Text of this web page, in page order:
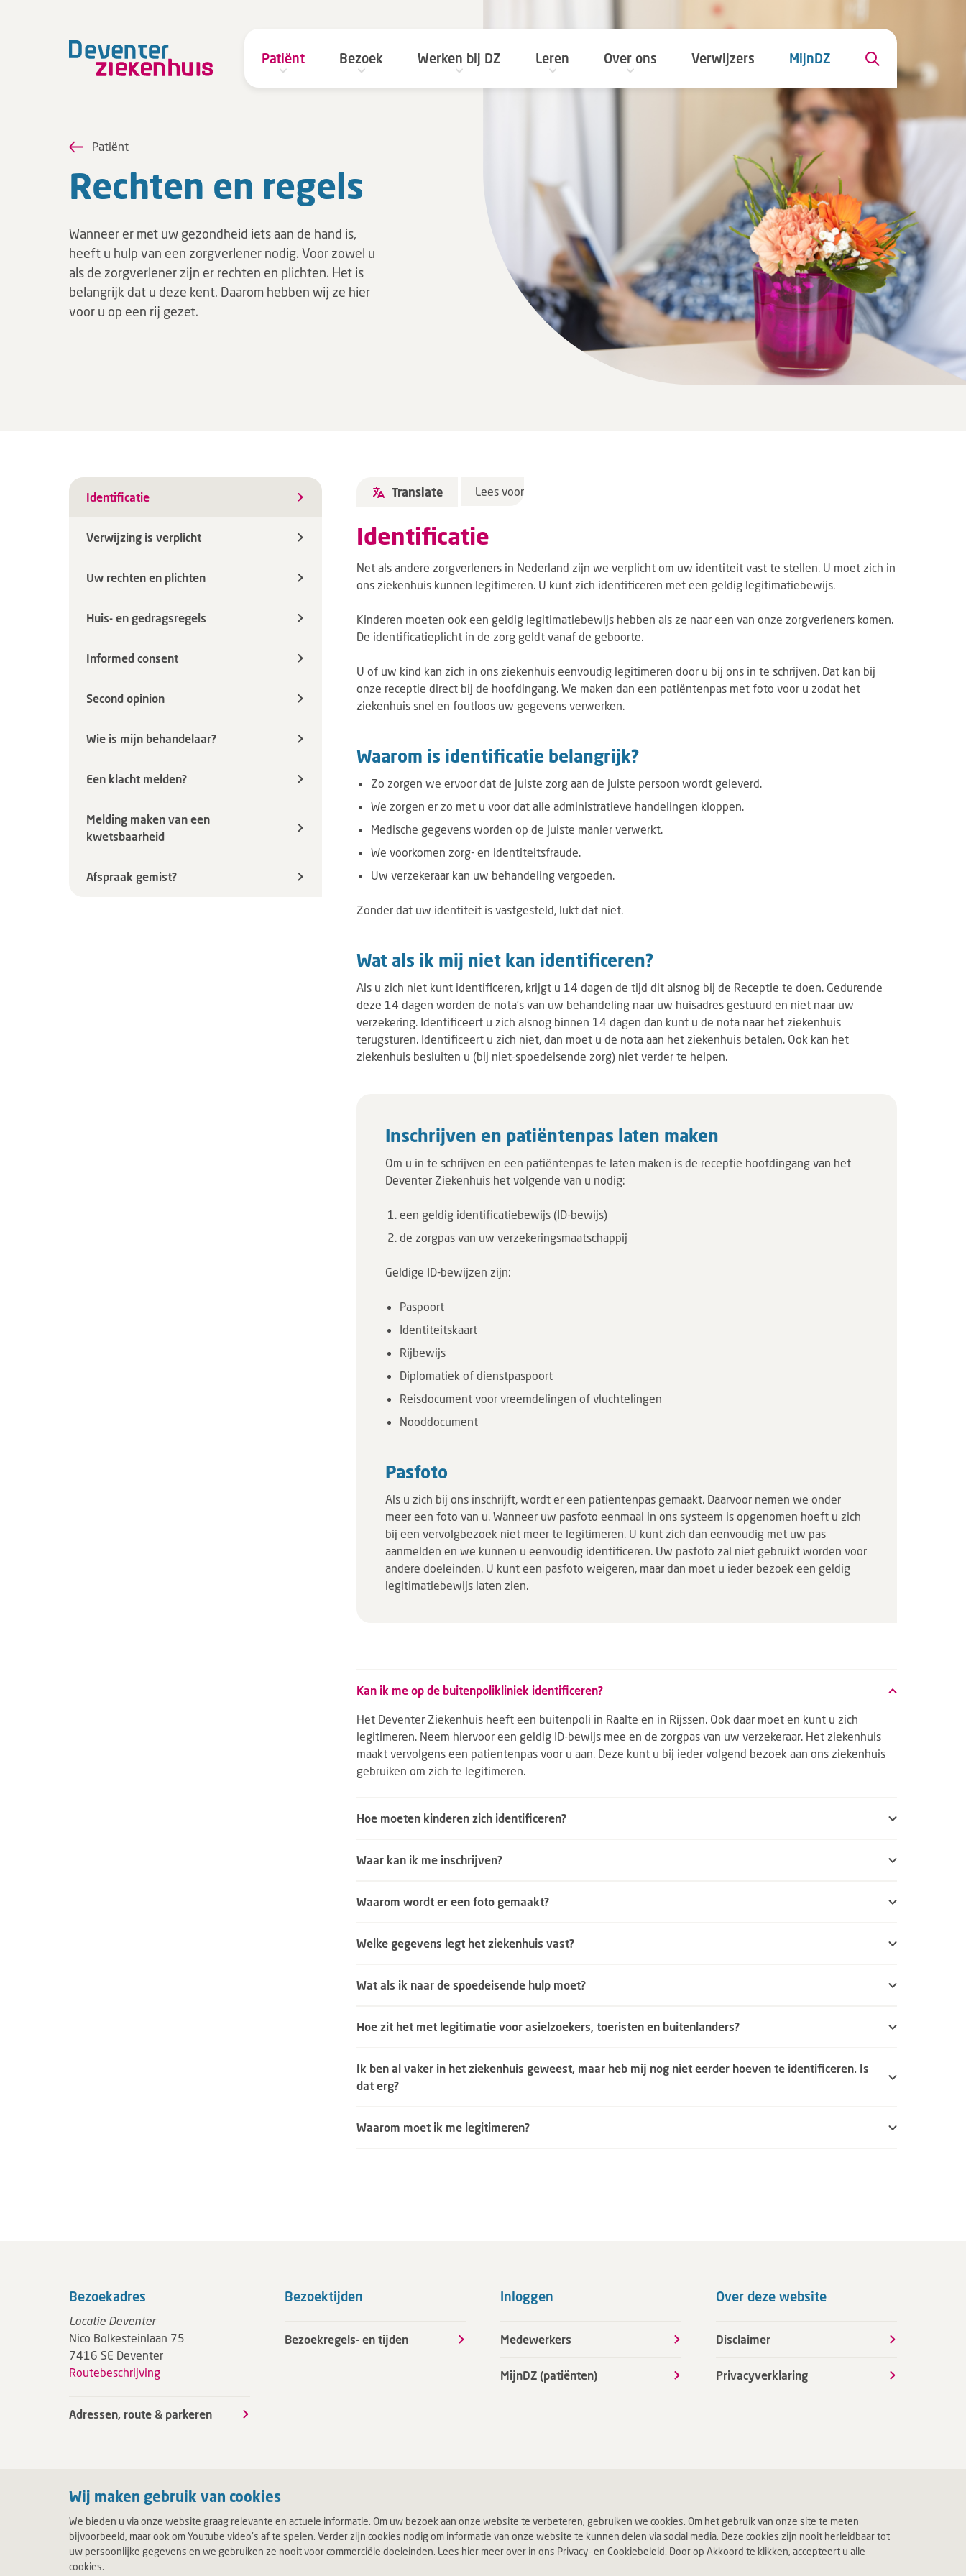
Patiënt Bezoek Werken bij DZ Leren Over ons Verwijzers MijnDZ
Wij maken gebruik van cookies
We bieden u via onze website graag relevante en actuele informatie. Om uw bezoek aan onze website te verbeteren, gebruiken we cookies. Om het gebruik van onze site te meten
bijvoorbeeld, maar ook om Youtube video's af te spelen. Verder zijn cookies nodig om informatie van onze website te kunnen delen via social media. Deze cookies zijn nooit herleidbaar tot
uw persoonlijke gegevens en we gebruiken ze nooit voor commerciële doeleinden. Lees hier meer over in ons Privacy- en Cookiebeleid. Door op Akkoord te klikken, accepteert u alle
cookies.
Patiënt
Rechten en regels
Wanneer er met uw gezondheid iets aan de hand is,
heeft u hulp van een zorgverlener nodig. Voor zowel u
als de zorgverlener zijn er rechten en plichten. Het is
belangrijk dat u deze kent. Daarom hebben wij ze hier
voor u op een rij gezet.
Identificatie
Verwijzing is verplicht
Uw rechten en plichten
Huis- en gedragsregels
Informed consent
Second opinion
Wie is mijn behandelaar?
Een klacht melden?
Melding maken van een
kwetsbaarheid
Afspraak gemist?
Translate Lees voor
Identificatie
Net als andere zorgverleners in Nederland zijn we verplicht om uw identiteit vast te stellen. U moet zich in
ons ziekenhuis kunnen legitimeren. U kunt zich identificeren met een geldig legitimatiebewijs.
Kinderen moeten ook een geldig legitimatiebewijs hebben als ze naar een van onze zorgverleners komen.
De identificatieplicht in de zorg geldt vanaf de geboorte.
U of uw kind kan zich in ons ziekenhuis eenvoudig legitimeren door u bij ons in te schrijven. Dat kan bij
onze receptie direct bij de hoofdingang. We maken dan een patiëntenpas met foto voor u zodat het
ziekenhuis snel en foutloos uw gegevens verwerken.
Waarom is identificatie belangrijk?
Zo zorgen we ervoor dat de juiste zorg aan de juiste persoon wordt geleverd.
We zorgen er zo met u voor dat alle administratieve handelingen kloppen.
Medische gegevens worden op de juiste manier verwerkt.
We voorkomen zorg- en identiteitsfraude.
Uw verzekeraar kan uw behandeling vergoeden.
Zonder dat uw identiteit is vastgesteld, lukt dat niet.
Wat als ik mij niet kan identificeren?
Als u zich niet kunt identificeren, krijgt u 14 dagen de tijd dit alsnog bij de Receptie te doen. Gedurende
deze 14 dagen worden de nota’s van uw behandeling naar uw huisadres gestuurd en niet naar uw
verzekering. Identificeert u zich alsnog binnen 14 dagen dan kunt u de nota naar het ziekenhuis
terugsturen. Identificeert u zich niet, dan moet u de nota aan het ziekenhuis betalen. Ook kan het
ziekenhuis besluiten u (bij niet-spoedeisende zorg) niet verder te helpen.
Inschrijven en patiëntenpas laten maken
Om u in te schrijven en een patiëntenpas te laten maken is de receptie hoofdingang van het
Deventer Ziekenhuis het volgende van u nodig:
een geldig identificatiebewijs (ID-bewijs)
de zorgpas van uw verzekeringsmaatschappij
Geldige ID-bewijzen zijn:
Paspoort
Identiteitskaart
Rijbewijs
Diplomatiek of dienstpaspoort
Reisdocument voor vreemdelingen of vluchtelingen
Nooddocument
Pasfoto
Als u zich bij ons inschrijft, wordt er een patientenpas gemaakt. Daarvoor nemen we onder
meer een foto van u. Wanneer uw pasfoto eenmaal in ons systeem is opgenomen hoeft u zich
bij een vervolgbezoek niet meer te legitimeren. U kunt zich dan eenvoudig met uw pas
aanmelden en we kunnen u eenvoudig identificeren. Uw pasfoto zal niet gebruikt worden voor
andere doeleinden. U kunt een pasfoto weigeren, maar dan moet u ieder bezoek een geldig
legitimatiebewijs laten zien.
Kan ik me op de buitenpolikliniek identificeren?
Het Deventer Ziekenhuis heeft een buitenpoli in Raalte en in Rijssen. Ook daar moet en kunt u zich
legitimeren. Neem hiervoor een geldig ID-bewijs mee en de zorgpas van uw verzekeraar. Het ziekenhuis
maakt vervolgens een patientenpas voor u aan. Deze kunt u bij ieder volgend bezoek aan ons ziekenhuis
gebruiken om zich te legitimeren.
Hoe moeten kinderen zich identificeren?
Waar kan ik me inschrijven?
Waarom wordt er een foto gemaakt?
Welke gegevens legt het ziekenhuis vast?
Wat als ik naar de spoedeisende hulp moet?
Hoe zit het met legitimatie voor asielzoekers, toeristen en buitenlanders?
Ik ben al vaker in het ziekenhuis geweest, maar heb mij nog niet eerder hoeven te identificeren. Is
dat erg?
Waarom moet ik me legitimeren?
Bezoekadres
Locatie Deventer
Nico Bolkesteinlaan 75
7416 SE Deventer
Routebeschrijving
Adressen, route & parkeren
Bezoektijden
Bezoekregels- en tijden
Inloggen
Medewerkers
MijnDZ (patiënten)
Over deze website
Disclaimer
Privacyverklaring